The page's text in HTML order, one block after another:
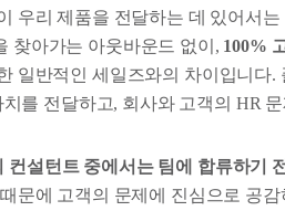
우리 제품을 전달하는 데 있어서
찾아가는 아웃바운드 없이, 100%
일반적인 세일즈와의 차이입니다.
치를 전달하고, 회사와 고객의 HR
컨설턴트 중에서는 팀에 합류하기
문에 고객의 문제에 진심으로 공